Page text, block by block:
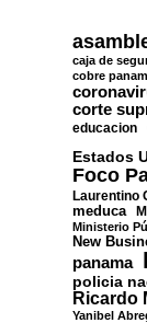
caja de
cobre
corte
educacion
Estados
Foco
Laurentino
meduca
Ministerio
New
panama
policia
Ricardo
Yanibel